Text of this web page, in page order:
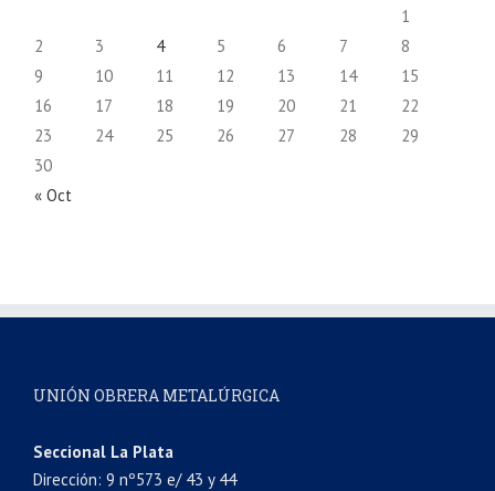
« Oct
1
2
3 4 5 6 7
8
9
10 11 12 13 14
15
16
17 18 19 20 21
22
23
24 25 26 27 28
29
30
UNIÓN OBRERA METALÚRGICA
Seccional La Plata
Dirección: 9 nº573 e/ 43 y 44